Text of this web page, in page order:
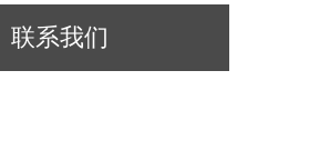
联系我们